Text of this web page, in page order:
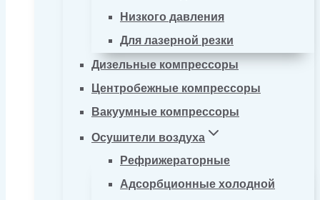
Низкого давления
Для лазерной резки
Дизельные компрессоры
Центробежные компрессоры
Вакуумные компрессоры
Осушители воздуха
Рефрижераторные
Адсорбционные холодной